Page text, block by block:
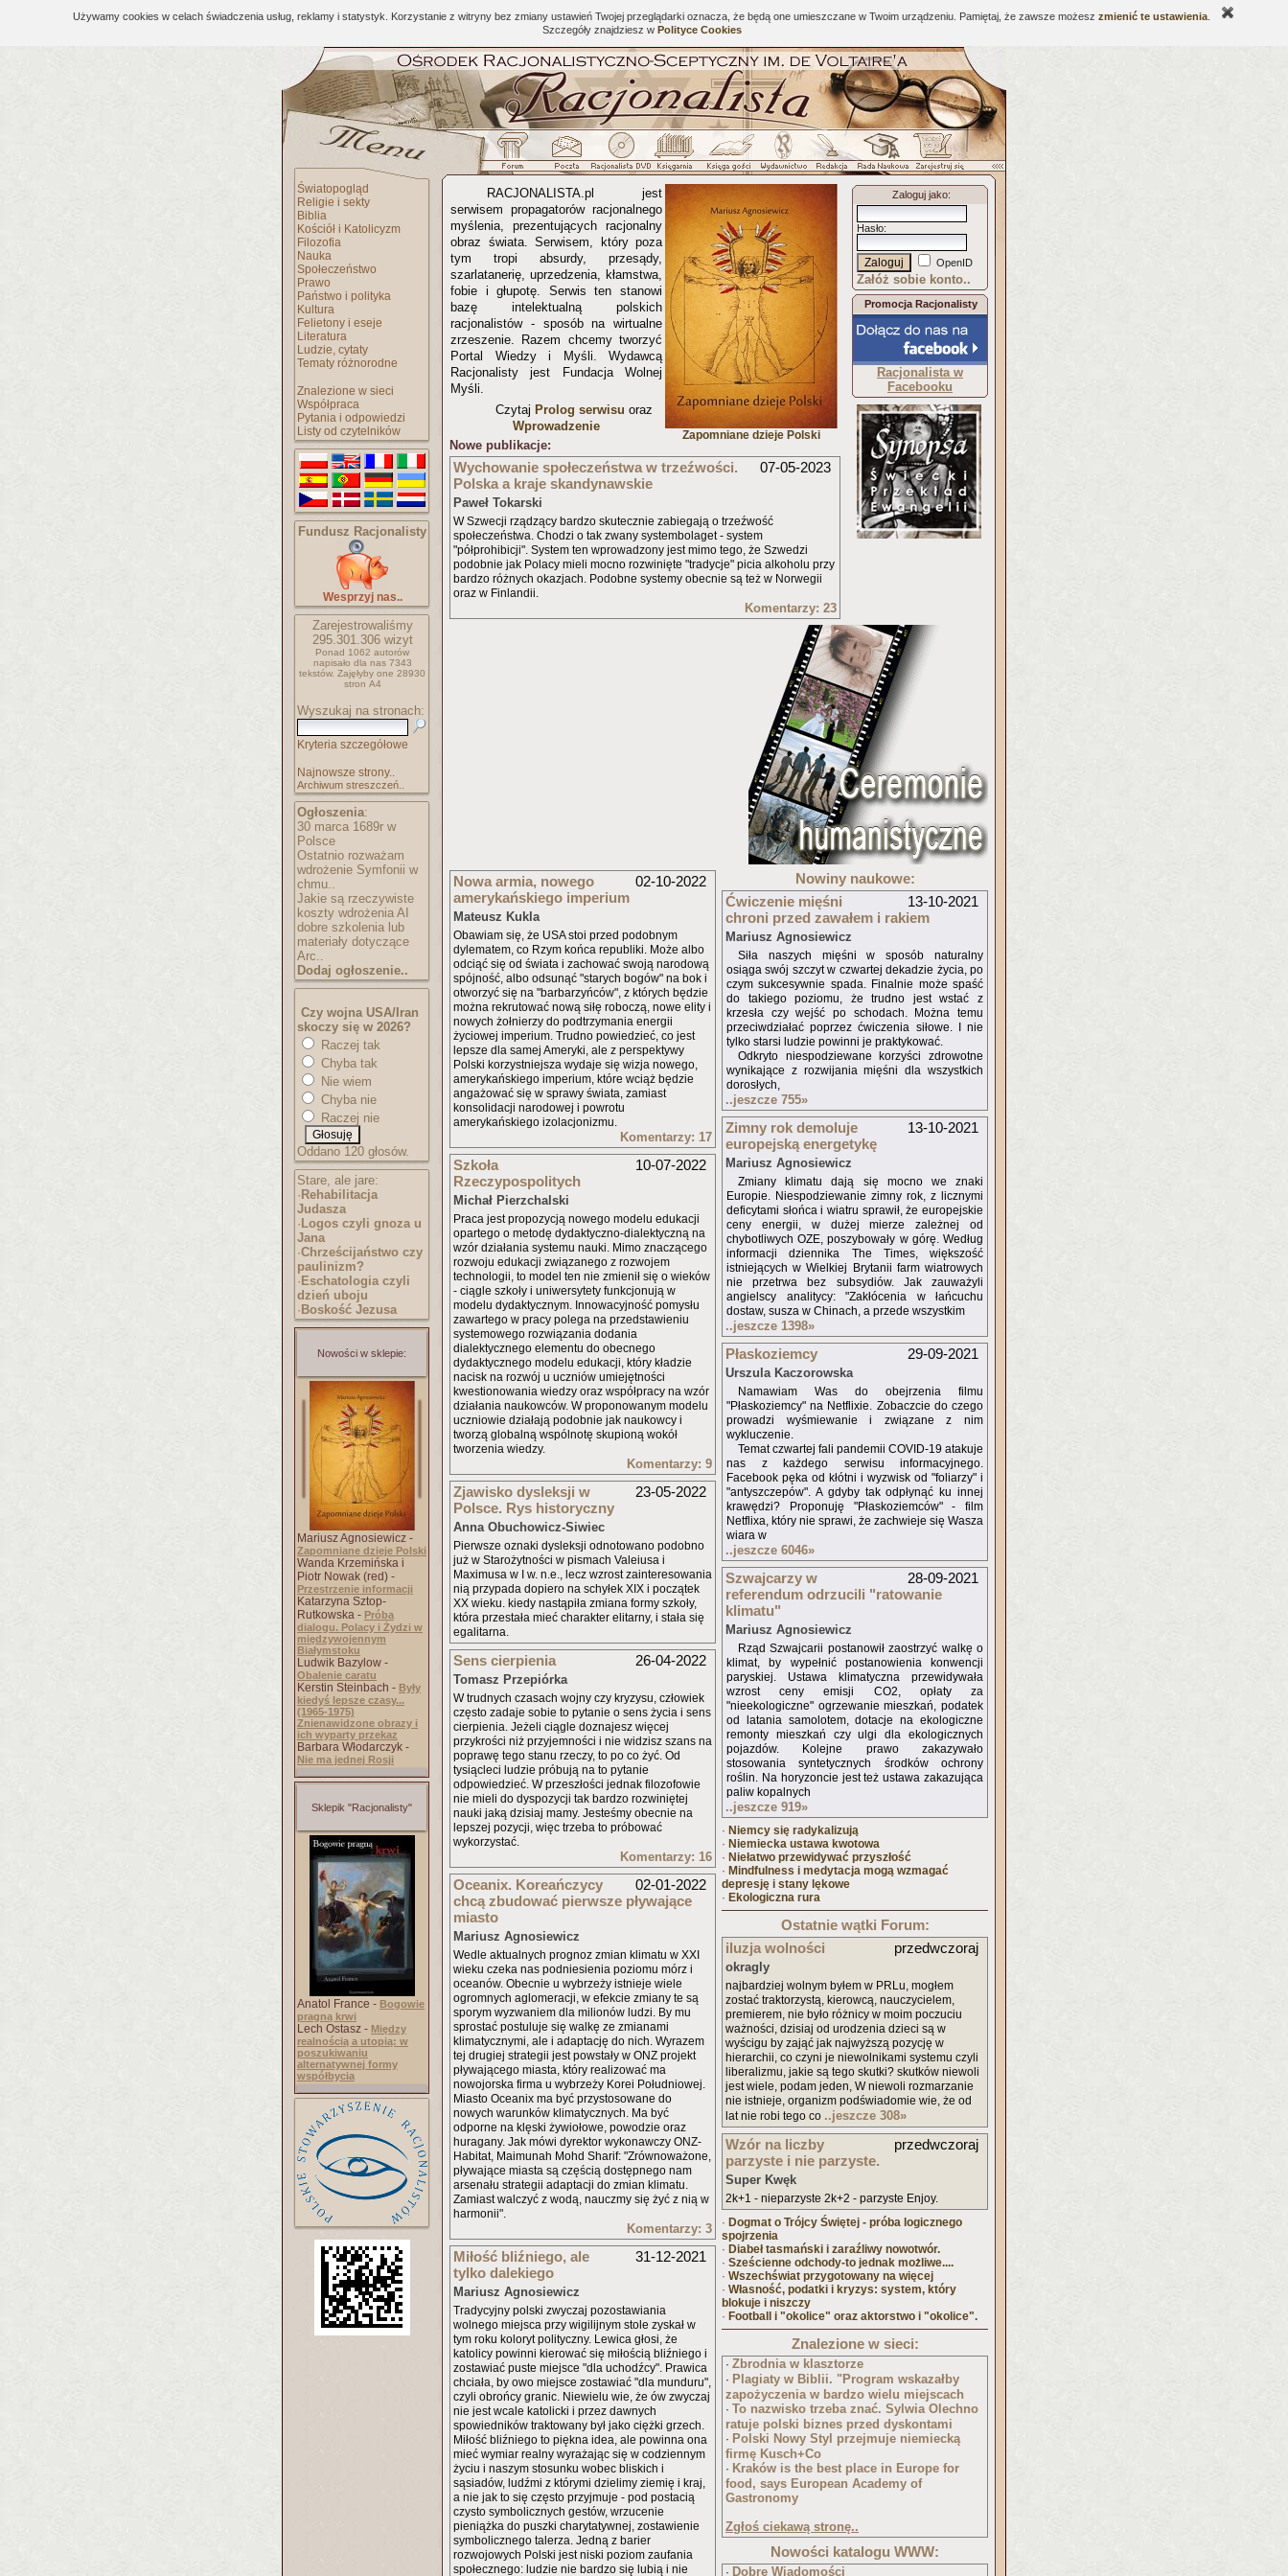
Używamy cookies w celach świadczenia usług, reklamy i statystyk. Korzystanie z witryny bez zmiany ustawień Twojej przeglądarki oznacza, że będą one umieszczane w Twoim urządzeniu. Pamiętaj, że zawsze możesz zmienić te ustawienia
Szczegóły znajdziesz w Polityce Cookies
Światopogląd
Religie i sekty
Biblia
Kościół i Katolicyzm
Filozofia
Nauka
Społeczeństwo
Prawo
Państwo i polityka
Kultura
Felietony i eseje
Literatura
Ludzie, cytaty
Tematy różnorodne
Znalezione w sieci
Współpraca
Pytania i odpowiedzi
Listy od czytelników
Fundusz Racjonalisty
Wesprzyj nas..
Zarejestrowaliśmy
295.301.306wizyt
Ponad 1062 autorów
napisało dla nas 7343
tekstów. Zajęłyby one 28930
stron A4
Wyszukaj na stronach:
Kryteria szczegółowe
Najnowsze strony..
Archiwum streszczeń..
Ogłoszenia:
30 marca 1689r w
Polsce
Ostatnio rozważam
wdrożenie Symfonii w
chmu..
Jakie są rzeczywiste
koszty wdrożenia AI
dobre szkolenia lub
materiały dotyczące
Arc..
Dodaj ogłoszenie..
Czy wojna USA/Iran
skoczy się w 2026?
Raczej tak
Chyba tak
Nie wiem
Chyba nie
Raczej nie
Oddano 120 głosów.
Stare, ale jare:
· Rehabilitacja
Judasza
· Logos czyli gnoza u
Jana
·Chrześcijaństwo czy
paulinizm?
· Eschatologia czyli
dzień uboju
· Boskość Jezusa
Nowości w sklepie:
Mariusz Agnosiewicz -
Zapomniane dzieje Polski
Wanda Krzemińska i
Piotr Nowak (red) -
Przestrzenie informacji
Katarzyna Sztop-
Rutkowska - Próba
dialogu. Polacy i Żydzi w
międzywojennym
Białymstoku
Ludwik Bazylow -
Obalenie caratu
Kerstin Steinbach - Były
kiedyś lepsze czasy...
(1965-1975)
Znienawidzone obrazy i
ich wyparty przekaz
Barbara Włodarczyk -
Nie ma jednej Rosji
Sklepik "Racjonalisty"
Anatol France - Bogowie
pragną krwi
Lech Ostasz - Między
realnością a utopią: w
poszukiwaniu
alternatywnej formy
współbycia
Zapomniane dzieje Polski
RACJONALISTA.pl jest
serwisem propagatorów racjonalnego
myślenia, prezentujących racjonalny
obraz świata. Serwisem, który poza
tym tropi absurdy, przesądy,
szarlatanerię, uprzedzenia, kłamstwa,
fobie i głupotę. Serwis ten stanowi
bazę intelektualną polskich
racjonalistów - sposób na wirtualne
zrzeszenie. Razem chcemy tworzyć
Portal Wiedzy i Myśli. Wydawcą
Racjonalisty jest Fundacja Wolnej
Myśli.
Czytaj Prolog serwisu oraz
Wprowadzenie
Nowe publikacje:
07-05-2023
Wychowanie społeczeństwa w trzeźwości.
Polska a kraje skandynawskie
Paweł Tokarski
W Szwecji rządzący bardzo skutecznie zabiegają o trzeźwość
społeczeństwa. Chodzi o tak zwany systembolaget - system
"półprohibicji". System ten wprowadzony jest mimo tego, że Szwedzi
podobnie jak Polacy mieli mocno rozwinięte "tradycje" picia alkoholu przy
bardzo różnych okazjach. Podobne systemy obecnie są też w Norwegii
oraz w Finlandii.
Komentarzy: 23
Zaloguj jako:
Hasło:
OpenID
Załóż sobie konto..
Promocja Racjonalisty
Racjonalista w
Facebooku
02-10-2022
Nowa armia, nowego
amerykańskiego imperium
Mateusz Kukla
Obawiam się, że USA stoi przed podobnym
dylematem, co Rzym końca republiki. Może albo
odciąć się od świata i zachować swoją narodową
spójność, albo odsunąć "starych bogów" na bok i
otworzyć się na "barbarzyńców", z których będzie
można rekrutować nową siłę roboczą, nowe elity i
nowych żołnierzy do podtrzymania energii
życiowej imperium. Trudno powiedzieć, co jest
lepsze dla samej Ameryki, ale z perspektywy
Polski korzystniejsza wydaje się wizja nowego,
amerykańskiego imperium, które wciąż będzie
angażować się w sprawy świata, zamiast
konsolidacji narodowej i powrotu
amerykańskiego izolacjonizmu.
Komentarzy: 17
10-07-2022
Szkoła
Rzeczypospolitych
Michał Pierzchalski
Praca jest propozycją nowego modelu edukacji
opartego o metodę dydaktyczno-dialektyczną na
wzór działania systemu nauki. Mimo znaczącego
rozwoju edukacji związanego z rozwojem
technologii, to model ten nie zmienił się o wieków
- ciągle szkoły i uniwersytety funkcjonują w
modelu dydaktycznym. Innowacyjność pomysłu
zawartego w pracy polega na przedstawieniu
systemowego rozwiązania dodania
dialektycznego elementu do obecnego
dydaktycznego modelu edukacji, który kładzie
nacisk na rozwój u uczniów umiejętności
kwestionowania wiedzy oraz współpracy na wzór
działania naukowców. W proponowanym modelu
uczniowie działają podobnie jak naukowcy i
tworzą globalną wspólnotę skupioną wokół
tworzenia wiedzy.
Komentarzy: 9
23-05-2022
Zjawisko dysleksji w
Polsce. Rys historyczny
Anna Obuchowicz-Siwiec
Pierwsze oznaki dysleksji odnotowano podobno
już w Starożytności w pismach Valeiusa i
Maximusa w I w. n.e., lecz wzrost zainteresowania
nią przypada dopiero na schyłek XIX i początek
XX wieku. kiedy nastąpiła zmiana formy szkoły,
która przestała mieć charakter elitarny, i stała się
egalitarna.
26-04-2022
Sens cierpienia
Tomasz Przepiórka
W trudnych czasach wojny czy kryzysu, człowiek
często zadaje sobie to pytanie o sens życia i sens
cierpienia. Jeżeli ciągle doznajesz więcej
przykrości niż przyjemności i nie widzisz szans na
poprawę tego stanu rzeczy, to po co żyć. Od
tysiącleci ludzie próbują na to pytanie
odpowiedzieć. W przeszłości jednak filozofowie
nie mieli do dyspozycji tak bardzo rozwiniętej
nauki jaką dzisiaj mamy. Jesteśmy obecnie na
lepszej pozycji, więc trzeba to próbować
wykorzystać.
Komentarzy: 16
02-01-2022
Oceanix. Koreańczycy
chcą zbudować pierwsze pływające
miasto
Mariusz Agnosiewicz
Wedle aktualnych prognoz zmian klimatu w XXI
wieku czeka nas podniesienia poziomu mórz i
oceanów. Obecnie u wybrzeży istnieje wiele
ogromnych aglomeracji, w efekcie zmiany te są
sporym wyzwaniem dla milionów ludzi. By mu
sprostać postuluje się walkę ze zmianami
klimatycznymi, ale i adaptację do nich. Wyrazem
tej drugiej strategii jest powstały w ONZ projekt
pływającego miasta, który realizować ma
nowojorska firma u wybrzeży Korei Południowej.
Miasto Oceanix ma być przystosowane do
nowych warunków klimatycznych. Ma być
odporne na klęski żywiołowe, powodzie oraz
huragany. Jak mówi dyrektor wykonawczy ONZ-
Habitat, Maimunah Mohd Sharif: "Zrównoważone,
pływające miasta są częścią dostępnego nam
arsenału strategii adaptacji do zmian klimatu.
Zamiast walczyć z wodą, nauczmy się żyć z nią w
harmonii".
Komentarzy: 3
31-12-2021
Miłość bliźniego, ale
tylko dalekiego
Mariusz Agnosiewicz
Tradycyjny polski zwyczaj pozostawiania
wolnego miejsca przy wigilijnym stole zyskał w
tym roku koloryt polityczny. Lewica głosi, że
katolicy powinni kierować się miłością bliźniego i
zostawiać puste miejsce "dla uchodźcy". Prawica
chciała, by owo miejsce zostawiać "dla munduru",
czyli obrońcy granic. Niewielu wie, że ów zwyczaj
nie jest wcale katolicki i przez dawnych
spowiedników traktowany był jako ciężki grzech.
Miłość bliźniego to piękna idea, ale powinna ona
mieć wymiar realny wyrażając się w codziennym
życiu i naszym stosunku wobec bliskich i
sąsiadów, ludźmi z którymi dzielimy ziemię i kraj,
a nie jak to się często przyjmuje - pod postacią
czysto symbolicznych gestów, wrzucenie
pieniążka do puszki charytatywnej, zostawienie
symbolicznego talerza. Jedną z barier
rozwojowych Polski jest niski poziom zaufania
społecznego: ludzie nie bardzo się lubią i nie
Nowiny naukowe:
13-10-2021
Ćwiczenie mięśni
chroni przed zawałem i rakiem
Mariusz Agnosiewicz
Siła naszych mięśni w sposób naturalny
osiąga swój szczyt w czwartej dekadzie życia, po
czym sukcesywnie spada. Finalnie może spaść
do takiego poziomu, że trudno jest wstać z
krzesła czy wejść po schodach. Można temu
przeciwdziałać poprzez ćwiczenia siłowe. I nie
tylko starsi ludzie powinni je praktykować.
Odkryto niespodziewane korzyści zdrowotne
wynikające z rozwijania mięśni dla wszystkich
dorosłych,
..jeszcze 755»
13-10-2021
Zimny rok demoluje
europejską energetykę
Mariusz Agnosiewicz
Zmiany klimatu dają się mocno we znaki
Europie. Niespodziewanie zimny rok, z licznymi
deficytami słońca i wiatru sprawił, że europejskie
ceny energii, w dużej mierze zależnej od
chybotliwych OZE, poszybowały w górę. Według
informacji dziennika The Times, większość
istniejących w Wielkiej Brytanii farm wiatrowych
nie przetrwa bez subsydiów. Jak zauważyli
angielscy analitycy: "Zakłócenia w łańcuchu
dostaw, susza w Chinach, a przede wszystkim
..jeszcze 1398»
29-09-2021
Płaskoziemcy
Urszula Kaczorowska
Namawiam Was do obejrzenia filmu
"Płaskoziemcy" na Netflixie. Zobaczcie do czego
prowadzi wyśmiewanie i związane z nim
wykluczenie.
Temat czwartej fali pandemii COVID-19 atakuje
nas z każdego serwisu informacyjnego.
Facebook pęka od kłótni i wyzwisk od "foliarzy" i
"antyszczepów". A gdyby tak odpłynąć ku innej
krawędzi? Proponuję "Płaskoziemców" - film
Netflixa, który nie sprawi, że zachwieje się Wasza
wiara w
..jeszcze 6046»
28-09-2021
Szwajcarzy w
referendum odrzucili "ratowanie
klimatu"
Mariusz Agnosiewicz
Rząd Szwajcarii postanowił zaostrzyć walkę o
klimat, by wypełnić postanowienia konwencji
paryskiej. Ustawa klimatyczna przewidywała
wzrost ceny emisji CO2, opłaty za
"nieekologiczne" ogrzewanie mieszkań, podatek
od latania samolotem, dotacje na ekologiczne
remonty mieszkań czy ulgi dla ekologicznych
pojazdów. Kolejne prawo zakazywało
stosowania syntetycznych środków ochrony
roślin. Na horyzoncie jest też ustawa zakazująca
paliw kopalnych
..jeszcze 919»
· Niemcy się radykalizują
· Niemiecka ustawa kwotowa
· Niełatwo przewidywać przyszłość
· Mindfulness i medytacja mogą wzmagać
depresję i stany lękowe
· Ekologiczna rura
Ostatnie wątki Forum:
przedwczoraj
iluzja wolności
okragly
najbardziej wolnym byłem w PRLu, mogłem
zostać traktorzystą, kierowcą, nauczycielem,
premierem, nie było różnicy w moim poczuciu
ważności, dzisiaj od urodzenia dzieci są w
wyścigu by zająć jak najwyższą pozycję w
hierarchii, co czyni je niewolnikami systemu czyli
liberalizmu, jakie są tego skutki? skutków niewoli
jest wiele, podam jeden, W niewoli rozmarzanie
nie istnieje, organizm podświadomie wie, że od
lat nie robi tego co ..jeszcze 308»
przedwczoraj
Wzór na liczby
parzyste i nie parzyste.
Super Kwęk
2k+1 - nieparzyste 2k+2 - parzyste Enjoy.
· Dogmat o Trójcy Świętej - próba logicznego
spojrzenia
· Diabeł tasmański i zaraźliwy nowotwór.
· Sześcienne odchody-to jednak możliwe....
· Wszechświat przygotowany na więcej
· Własność, podatki i kryzys: system, który
blokuje i niszczy
· Football i "okolice" oraz aktorstwo i "okolice".
Znalezione w sieci:
· Zbrodnia w klasztorze
· Plagiaty w Biblii. "Program wskazałby
zapożyczenia w bardzo wielu miejscach
· To nazwisko trzeba znać. Sylwia Olechno
ratuje polski biznes przed dyskontami
· Polski Nowy Styl przejmuje niemiecką
firmę Kusch+Co
· Kraków is the best place in Europe for
food, says European Academy of
Gastronomy
Zgłoś ciekawą stronę..
Nowości katalogu WWW:
· Dobre Wiadomości